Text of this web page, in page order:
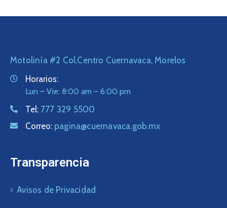
Motolinía #2 Col.Centro Cuernavaca, Morelos
Horarios:
Lun – Vie: 8:00 am – 6:00 pm
Tel: 777 329 5500
Correo: pagina@cuernavaca.gob.mx
Transparencia
Avisos de Privacidad